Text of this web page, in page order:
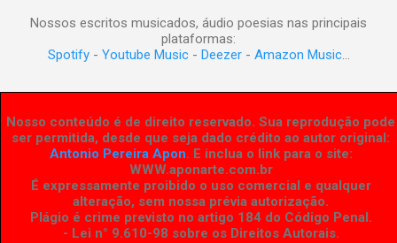
Nossos escritos musicados, áudio poesias nas principais
plataformas:
Spotify- Youtube Music- Deezer- Amazon Music...
Nosso conteúdo é de direito reservado. Sua reprodução pode
ser permitida, desde que seja dado crédito ao autor original:
Antonio Pereira Apon. E inclua o link para o site:
WWW.aponarte.com.br
É expressamente proibido o uso comercial e qualquer
alteração, sem nossa prévia autorização.
Plágio é crime previsto no artigo 184 do Código Penal.
- Lei n° 9.610-98 sobre os Direitos Autorais.